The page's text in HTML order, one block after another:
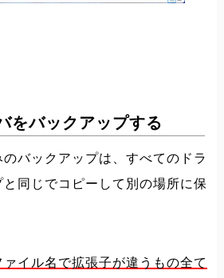
をバックアップする
バックアップは、すべてのドラ
同じでコピーして別の場所に保
ァイル名で拡張子が違うもの全て